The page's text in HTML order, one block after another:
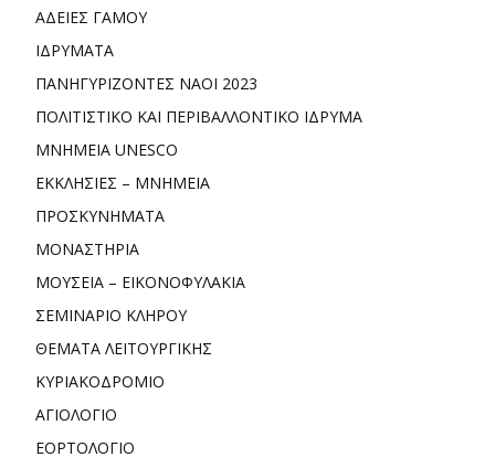
ΑΔΕΙΕΣ ΓΑΜΟΥ
ΙΔΡΥΜΑΤΑ
ΠΑΝΗΓΥΡΙΖΟΝΤΕΣ ΝΑΟΙ 2023
ΠΟΛΙΤΙΣΤΙΚΟ ΚΑΙ ΠΕΡΙΒΑΛΛΟΝΤΙΚΟ ΙΔΡΥΜΑ
ΜΝΗΜΕΙΑ UNESCO
ΕΚΚΛΗΣΙΕΣ – ΜΝΗΜΕΙΑ
ΠΡΟΣΚΥΝΗΜΑΤΑ
ΜΟΝΑΣΤΗΡΙΑ
ΜΟΥΣΕΙΑ – ΕΙΚΟΝΟΦΥΛΑΚΙΑ
ΣΕΜΙΝΑΡΙΟ ΚΛΗΡΟΥ
ΘΕΜΑΤΑ ΛΕΙΤΟΥΡΓΙΚΗΣ
ΚΥΡΙΑΚΟΔΡΟΜΙΟ
ΑΓΙΟΛΟΓΙΟ
ΕΟΡΤΟΛΟΓΙΟ